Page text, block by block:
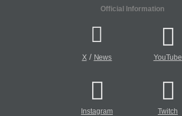
Official Information
X/ News YouTube
Instagram Twitch